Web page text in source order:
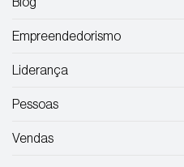
Empreendedorismo
Liderança
Pessoas
Vendas